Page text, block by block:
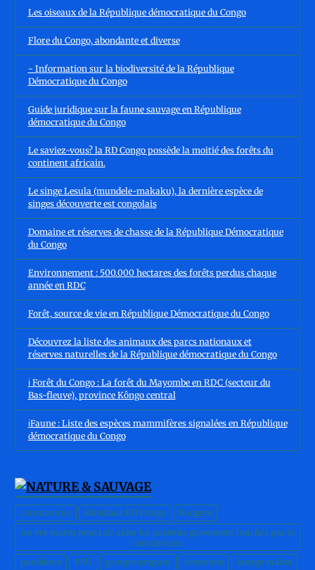
Les oiseaux de la République démocratique du Congo
Flore du Congo, abondante et diverse
- Information sur la biodiversité de la République
Démocratique du Congo
Guide juridique sur la faune sauvage en République
démocratique du Congo
Le saviez-vous? la RD Congo possède la moitié des forêts du
continent africain.
Le singe Lesula (mundele-makaku), la dernière espèce de
singes découverte est congolais
Domaine et réserves de chasse de la République Démocratique
du Congo
Environnement : 500.000 hectares des forêts perdus chaque
année en RDC
Forêt, source de vie en République Démocratique du Congo
Découvrez la liste des animaux des parcs nationaux et
réserves naturelles de la République démocratique du Congo
ℹ️ Forêt du Congo : La forêt du Mayombe en RDC (secteur du
Bas-fleuve), province Kôngo central
ℹ️Faune : Liste des espèces mammifères signalées en République
démocratique du Congo
coronavirus Kinshasa RD Congo
budgets
un ver marin pourrait aider les patients gravement touchés par le
coronavirus
pandémie
FMI groupe sanguin économie
lavage mains